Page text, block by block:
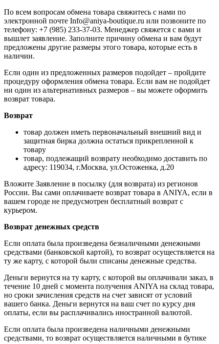
По всем вопросам обмена товара свяжитесь с нами по
электронной почте Info@aniya-boutique.ru или позвоните по
телефону: +7 (985) 233-37-03. Менеджер свяжется с вами и
вышлет заявление. Заполните причину обмена и вам будут
предложены другие размеры этого товара, которые есть в
наличии.
Если один из предложенных размеров подойдет – пройдите
процедуру оформления обмена товара. Если вам не подойдет
ни один из альтернативных размеров – вы можете оформить
возврат товара.
Возврат
товар должен иметь первоначальный внешний вид и
защитная бирка должна остаться прикрепленной к
товару
товар, подлежащий возврату необходимо доставить по
адресу: 119034, г.Москва, ул.Остоженка, д.20
Вложите Заявление в посылку (для возврата) из регионов
России. Вы сами оплачиваете возврат товара в ANIYA, если в
вашем городе не предусмотрен бесплатный возврат с
курьером.
Возврат денежных средств
Если оплата была произведена безналичными денежными
средствами (банковской картой), то возврат осуществляется на
ту же карту, с которой были списаны денежные средства.
Деньги вернутся на ту карту, с которой вы оплачивали заказ, в
течение 10 дней с момента получения ANIYA на склад товара,
но сроки зачисления средств на счет зависят от условий
вашего банка. Деньги вернутся на ваш счет по курсу дня
оплаты, если вы расплачивались иностранной валютой.
Если оплата была произведена наличными денежными
средствами, то возврат осуществляется наличными в бутике